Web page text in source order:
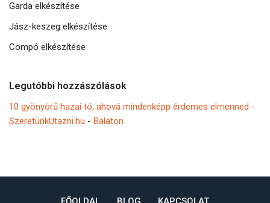
Garda elkészítése
Jász-keszeg elkészítése
Compó elkészítése
Legutóbbi hozzászólások
10 gyönyörű hazai tó, ahová mindenképp érdemes elmenned -
SzeretünkUtazni.hu - Balaton